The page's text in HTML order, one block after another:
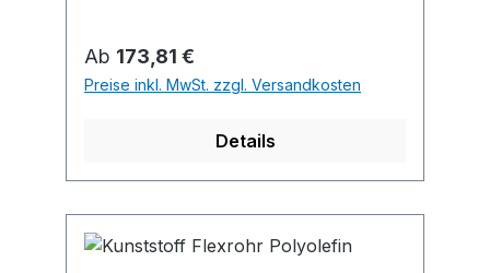
Saugrohr, Füllnippel M10 x 1 zum
Umrüsten von Fettpressen anderer
Fabrikate und Staubkappe an der
von Hebelfettpressen und
Regulärer Preis:
Ab 173,81 €
Preise inkl. MwSt. zzgl. Versandkosten
Details